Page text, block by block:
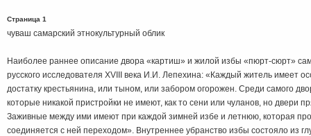
Страница 1
чуваш самарский этнокультурный облик
Наиболее раннее описание двора «картиш» и жилой избы «пюрт-сюрт»
русского исследователя XVIII века И.И. Лепехина: «Каждый житель имеет
достатку крестьянина, или тыном, или забором огорожен. Среди самого
которые никакой пристройки не имеют, как то сени или чуланов, но двери
Заживные между ими имеют при каждой зимней избе и летнюю, которая
соединяется с ней переходом». Внутреннее убранство избы состояло из